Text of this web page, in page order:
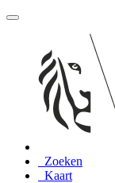
Zoeken
Kaart